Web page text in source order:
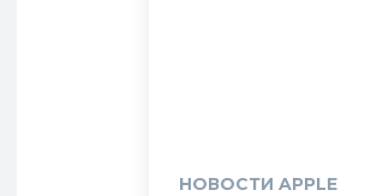
НОВОСТИ APPLE